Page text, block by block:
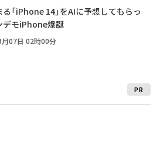
「iPhone 14」をAIに予想してもらっ
モiPhone爆誕
07日 02時00分
PR